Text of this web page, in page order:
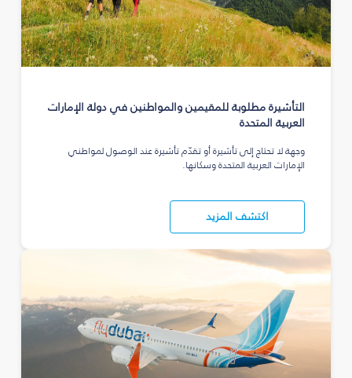
التأشيرة مطلوبة للمقيمين والمواطنين في دولة الإمارات
العربية المتحدة
وجهة لا تحتاج إلى تأشيرة أو تقدّم تأشيرة عند الوصول لمواطني
الإمارات العربية المتحدة وسكانها.
اكتشف المزيد